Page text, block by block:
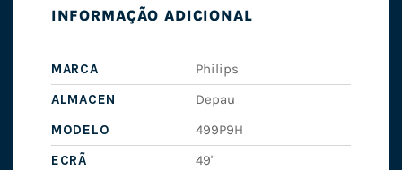
INFORMAÇÃO ADICIONAL
MARCA
Philips
ALMACEN
Depau
MODELO
499P9H
ECRÃ
49"